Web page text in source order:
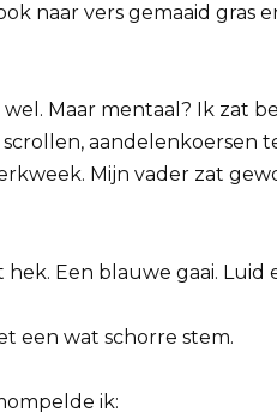
naar vers gemaaid gras
wel. Maar mentaal? Ik zat
aandelenkoersen
Mijn vader zat
Een blauwe gaai. Luid
een wat schorre stem.
ik: